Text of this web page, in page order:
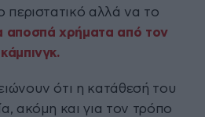
περιστατικό αλλά να το
αποσπά χρήματα από τον
ότι η κατάθεσή του
ακόμη και για τον τρόπο